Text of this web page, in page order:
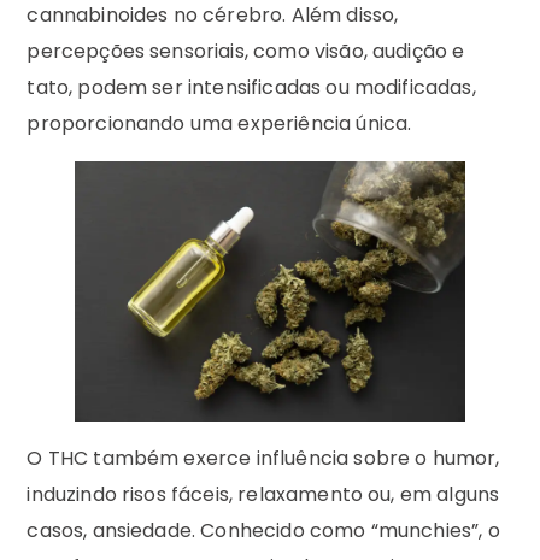
cannabinoides no cérebro. Além disso,
percepções sensoriais, como visão, audição e
tato, podem ser intensificadas ou modificadas,
proporcionando uma experiência única.
O THC também exerce influência sobre o humor,
induzindo risos fáceis, relaxamento ou, em alguns
casos, ansiedade. Conhecido como “munchies”, o